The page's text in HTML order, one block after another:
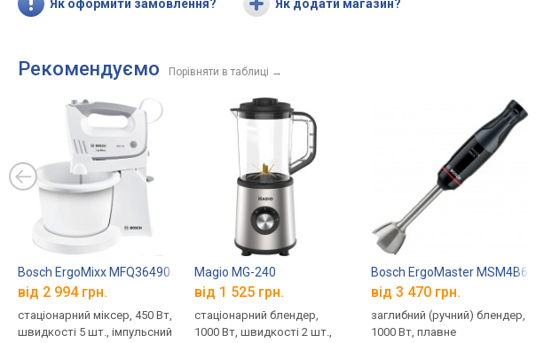
Як оформити замовлення? Як додати магазин?
Рекомендуємо Порівняти в таблиці →
Bosch ErgoMixx MFQ36490
від 2 994 грн.
стаціонарний міксер, 450 Вт,
швидкості 5 шт., імпульсний
Magio MG-240
від 1 525 грн.
стаціонарний блендер,
1000 Вт, швидкості 2 шт.,
Bosch ErgoMaster MSM4B670
від 3 470 грн.
заглибний (ручний) блендер,
1000 Вт, плавне